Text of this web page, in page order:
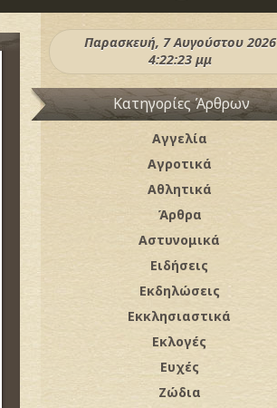
Παρασκευή, 7 Αυγούστου 2026
4:22:25 μμ
Κατηγορίες Άρθρων
Αγγελία
Αγροτικά
Αθλητικά
Άρθρα
Αστυνομικά
Ειδήσεις
Εκδηλώσεις
Εκκλησιαστικά
Εκλογές
Ευχές
Ζώδια